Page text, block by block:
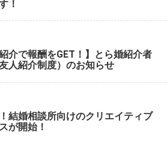
！
紹介で報酬をGET！】とら婚紹介者
人紹介制度）のお知らせ
結婚相談所向けのクリエイティブ
が開始！